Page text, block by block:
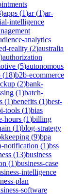
)apps (1)ar(1)ar-
intelligence
analytics
reality (2)australia
)authorization
(5)autonomous
(18)b2b-ecommerce
(2)bank-
(1)batch-
(1)benefits (1)best-
tools (1)bias
hours (1)billing
(1)blog-strategy
(9)bpa
notification (1)bss
(13)business
(1)business-case
intelligence
plan
software